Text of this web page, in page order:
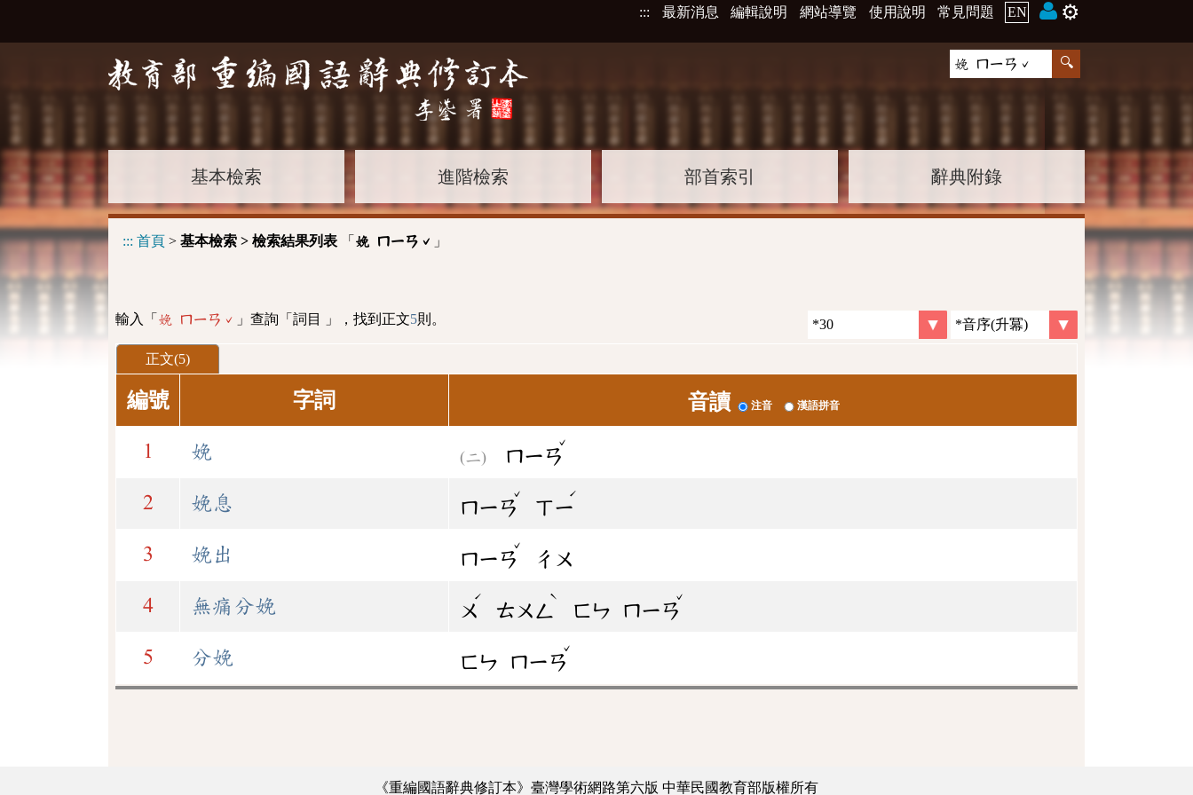
::: 最新消息 編輯說明 網站導覽 使用說明 常見問題 EN ⚙️
基本檢索 進階檢索 部首索引 辭典附錄
::: 首頁 > 基本檢索 > 檢索結果列表 「 娩 ㄇㄧㄢˇ 」
輸入「 娩 ㄇㄧㄢˇ 」查詢「詞目 」，找到正文5則。
正文(5)
編號 字詞 音讀 注音 漢語拼音
1 娩 ㄇㄧㄢ
ˇ
2 娩息 ㄇㄧㄢ
ˇ
ㄒㄧ
ˊ
3 娩出 ㄇㄧㄢ
ˇ
ㄔㄨ
4 無痛分娩 ㄨ
ˊ
ㄊㄨㄥ
ˋ
ㄈㄣ ㄇㄧㄢ
ˇ
5 分娩 ㄈㄣ ㄇㄧㄢ
ˇ
《重編國語辭典修訂本》臺灣學術網路第六版 中華民國教育部版權所有